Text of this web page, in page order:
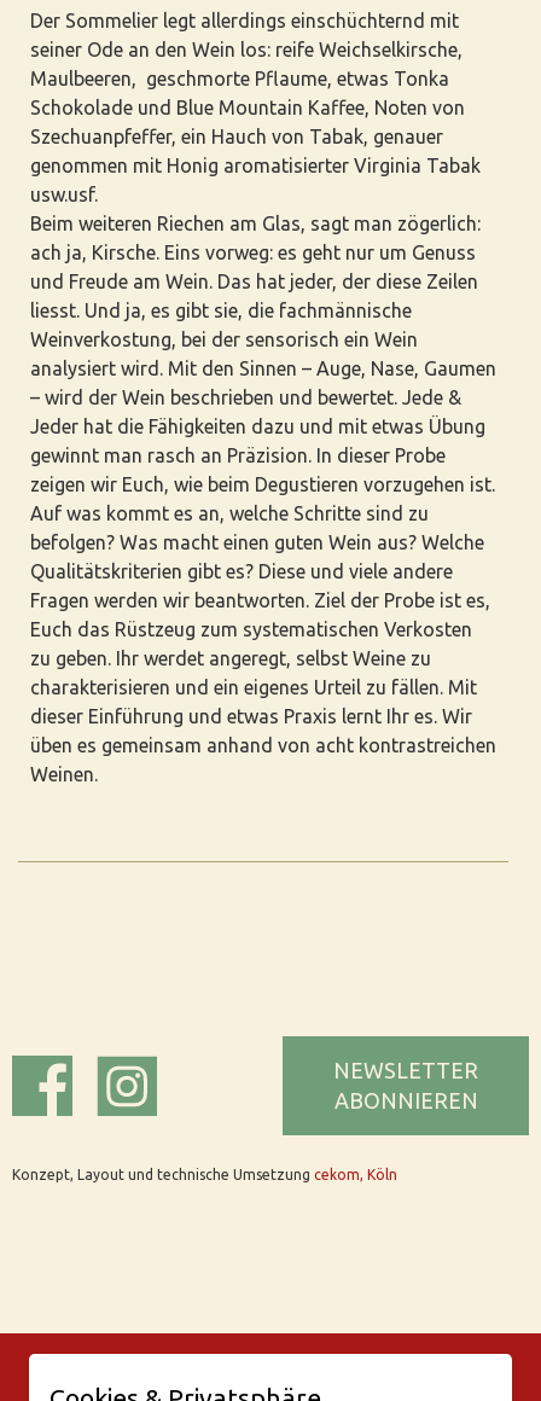
Der Sommelier legt allerdings einschüchternd mit
seiner Ode an den Wein los: reife Weichselkirsche,
Maulbeeren, geschmorte Pflaume, etwas Tonka
Schokolade und Blue Mountain Kaffee, Noten von
Szechuanpfeffer, ein Hauch von Tabak, genauer
genommen mit Honig aromatisierter Virginia Tabak
usw.usf.
Beim weiteren Riechen am Glas, sagt man zögerlich:
ach ja, Kirsche. Eins vorweg: es geht nur um Genuss
und Freude am Wein. Das hat jeder, der diese Zeilen
liesst. Und ja, es gibt sie, die fachmännische
Weinverkostung, bei der sensorisch ein Wein
analysiert wird. Mit den Sinnen – Auge, Nase, Gaumen
– wird der Wein beschrieben und bewertet. Jede &
Jeder hat die Fähigkeiten dazu und mit etwas Übung
gewinnt man rasch an Präzision. In dieser Probe
zeigen wir Euch, wie beim Degustieren vorzugehen ist.
Auf was kommt es an, welche Schritte sind zu
befolgen? Was macht einen guten Wein aus? Welche
Qualitätskriterien gibt es? Diese und viele andere
Fragen werden wir beantworten. Ziel der Probe ist es,
Euch das Rüstzeug zum systematischen Verkosten
zu geben. Ihr werdet angeregt, selbst Weine zu
charakterisieren und ein eigenes Urteil zu fällen. Mit
dieser Einführung und etwas Praxis lernt Ihr es. Wir
üben es gemeinsam anhand von acht kontrastreichen
Weinen.
Konzept, Layout und technische Umsetzung cekom, Köln
NEWSLETTER
ABONNIEREN